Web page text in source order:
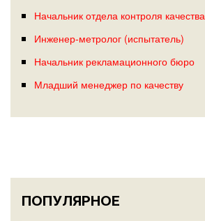
Начальник отдела контроля качества
Инженер-метролог (испытатель)
Начальник рекламационного бюро
Младший менеджер по качеству
ПОПУЛЯРНОЕ